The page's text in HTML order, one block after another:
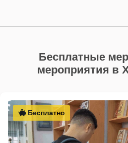
Бесплатные
мероприятия в
Бесплатно